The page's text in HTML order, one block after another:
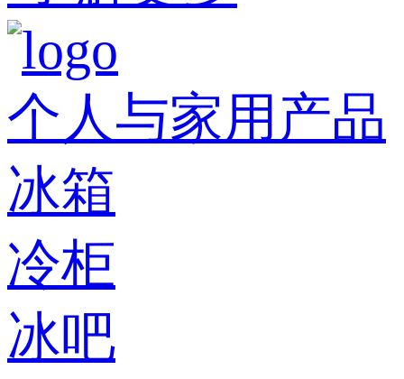
个人与家用产品
冰箱
冷柜
冰吧